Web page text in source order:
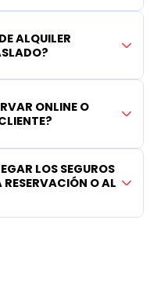
ALQUILER
ONLINE O
LOS SEGUROS
O AL